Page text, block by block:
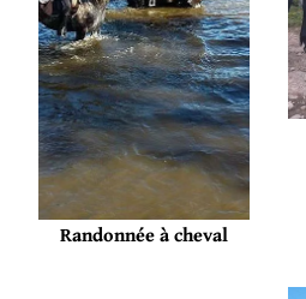
Randonnée à cheval